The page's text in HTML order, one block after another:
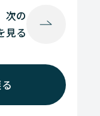
次の
見る